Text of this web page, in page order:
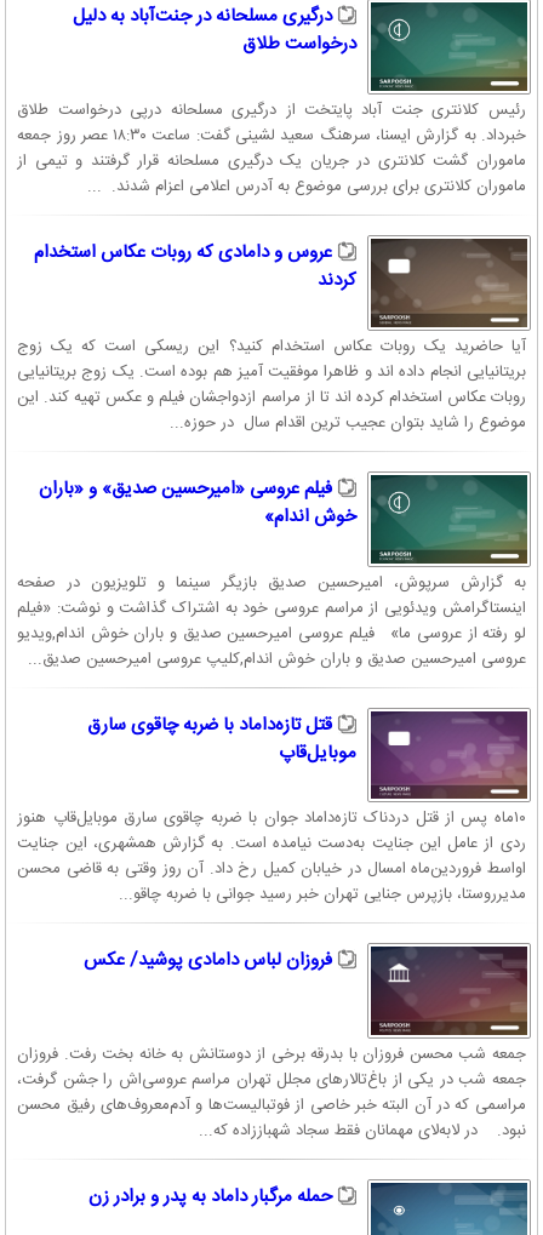
درگیری مسلحانه در جنت‌آباد به دلیل
درخواست طلاق
رئیس کلانتری جنت آباد پایتخت از درگیری مسلحانه درپی درخواست طلاق
خبرداد. به گزارش ایسنا، سرهنگ سعید لشینی گفت: ساعت ۱۸:۳۰ عصر روز جمعه
ماموران گشت کلانتری در جریان یک درگیری مسلحانه قرار گرفتند و تیمی از
ماموران کلانتری برای بررسی موضوع به آدرس اعلامی اعزام شدند. ...
عروس و دامادی که روبات عکاس استخدام
کردند
آیا حاضرید یک روبات عکاس استخدام کنید؟ این ریسکی است که یک زوج
بریتانیایی انجام داده اند و ظاهرا موفقیت آمیز هم بوده است. یک زوج بریتانیایی
روبات عکاس استخدام کرده اند تا از مراسم ازدواجشان فیلم و عکس تهیه کند. این
موضوع را شاید بتوان عجیب ترین اقدام سال در حوزه...
فیلم عروسی «امیرحسین صدیق» و «باران
خوش اندام»
به گزارش سرپوش، امیرحسین صدیق بازیگر سینما و تلویزیون در صفحه
اینستاگرامش ویدئویی از مراسم عروسی خود به اشتراک گذاشت و نوشت: «فیلم
لو رفته از عروسی ما» فیلم عروسی امیرحسین صدیق و باران خوش اندام,ویدیو
عروسی امیرحسین صدیق و باران خوش اندام,کلیپ عروسی امیرحسین صدیق...
قتل تازه‌داماد با ضربه چاقوی سارق
موبایل‌قاپ
۱۰ماه پس از قتل دردناک تازه‌داماد جوان با ضربه چاقوی سارق موبایل‌قاپ هنوز
ردی از عامل این جنایت به‌دست نیامده است. به گزارش همشهری، این جنایت
اواسط فروردین‌ماه امسال در خیابان کمیل رخ داد. آن روز وقتی به قاضی محسن
مدیرروستا، بازپرس جنایی تهران خبر رسید جوانی با ضربه چاقو...
فروزان لباس دامادی پوشید/ عکس
جمعه شب محسن فروزان با بدرقه برخی از دوستانش به خانه بخت رفت. فروزان
جمعه شب در یکی از باغ‌تالار‌های مجلل تهران مراسم عروسی‌اش را جشن گرفت،
مراسمی که در آن البته خبر خاصی از فوتبالیست‌ها و آدم‌معروف‌های رفیق محسن
نبود. در لابه‌لای مهمانان فقط سجاد شهباززاده که...
حمله مرگبار داماد به پدر و برادر زن